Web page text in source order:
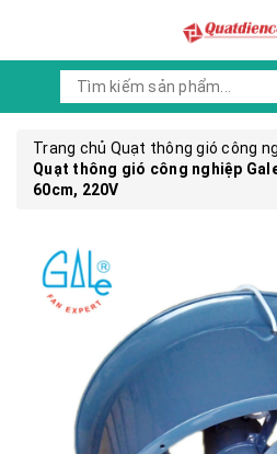
Trang chủ Quạt thông gió công
Quạt thông gió công nghiệp
60cm, 220V